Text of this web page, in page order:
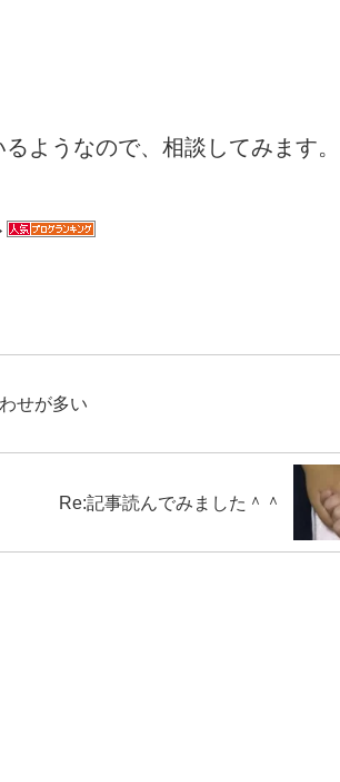
ようなので、相談してみます。
せが多い
Re:記事読んでみました＾＾